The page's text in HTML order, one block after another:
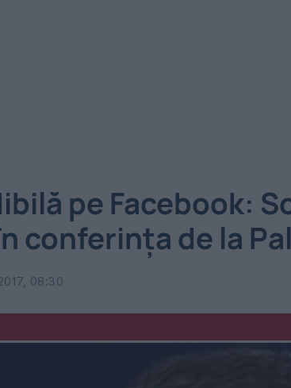
pe Facebook:
conferința de la
08:30